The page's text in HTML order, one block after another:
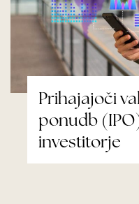
Prihajajoči
ponudb
investitorje